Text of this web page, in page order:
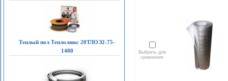
Теплый пол Теплолюкс 20ТЛОЭ2-75-
1400
Выбрать для
сравнения